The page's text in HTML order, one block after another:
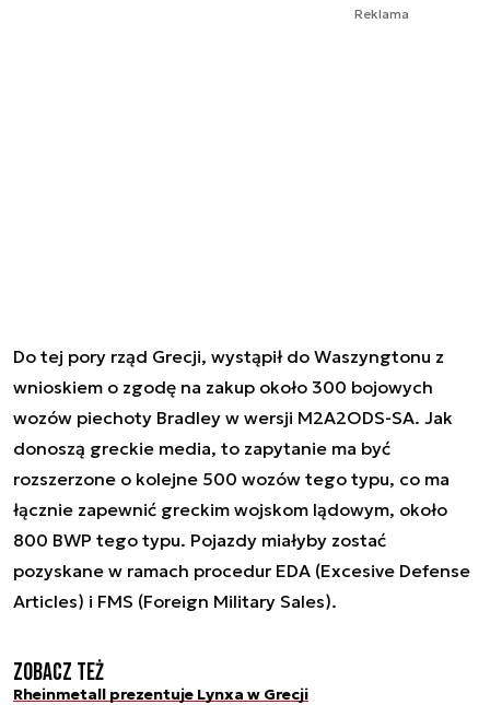
Reklama
Do tej pory rząd Grecji, wystąpił do Waszyngtonu z
wnioskiem o zgodę na zakup około 300 bojowych
wozów piechoty Bradley w wersji M2A2ODS-SA. Jak
donoszą greckie media, to zapytanie ma być
rozszerzone o kolejne 500 wozów tego typu, co ma
łącznie zapewnić greckim wojskom lądowym, około
800 BWP tego typu. Pojazdy miałyby zostać
pozyskane w ramach procedur EDA (Excesive Defense
Articles) i FMS (Foreign Military Sales).
Zobacz też
Rheinmetall prezentuje Lynxa w Grecji